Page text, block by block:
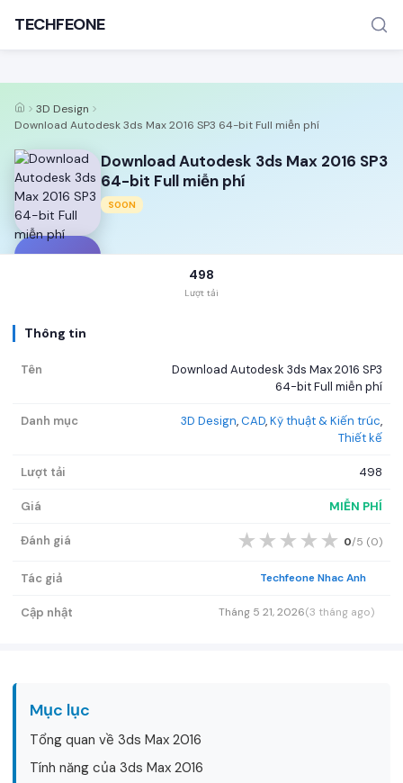
TÌM KIẾM PHỔ BIẾN
MOD APK
TECHFEONE
3D Design
Download Autodesk 3ds Max 2016 SP3 64-bit Full miễn phí
Download Autodesk 3ds Max 2016 SP3
64-bit Full miễn phí
SOON
498
Lượt tải
Thông tin
Tên
Download Autodesk 3ds Max 2016 SP3
64-bit Full miễn phí
Danh mục 3D Design,CAD,Kỹ thuật & Kiến trúc,
Thiết kế
Lượt tải 498
Giá MIỄN PHÍ
Đánh giá ★ ★ ★ ★ ★ 0/5 (0)
Tác giả Techfeone Nhac Anh
Cập nhật Tháng 5 21, 2026(3 tháng ago)
Mục lục
Tổng quan về 3ds Max 2016
Tính năng của 3ds Max 2016